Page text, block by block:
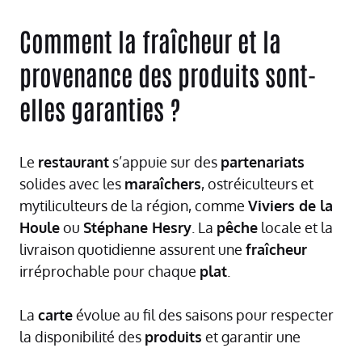
Comment la fraîcheur et la
provenance des produits sont-
elles garanties ?
Le restaurant s’appuie sur des partenariats
solides avec les maraîchers, ostréiculteurs et
mytiliculteurs de la région, comme Viviers de la
Houleou Stéphane Hesry . La pêche locale et la
livraison quotidienne assurent une fraîcheur
irréprochable pour chaque plat
La carteévolue au fil des saisons pour respecter
la disponibilité des produits et garantir une